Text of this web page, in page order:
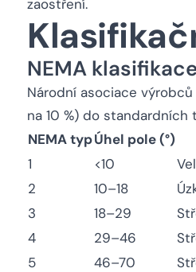
zaostření.
NEMA
Národní asociace
na 10 %) do standardních
NEMA typÚhel pole (°)
1
<10
2
10–18
3
18–29
4
29–46
5
46–70